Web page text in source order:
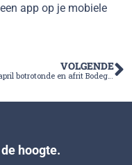
app op je mobiele
VOLGENDE
19-22 april botrotonde en afrit Bodegraven afgesloten
hoogte.